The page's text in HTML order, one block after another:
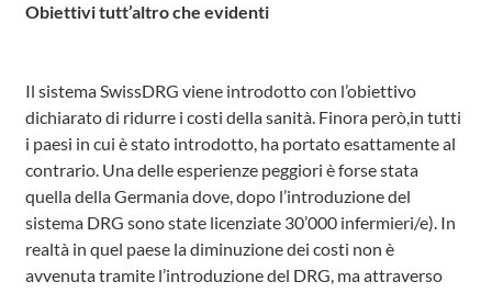
Obiettivi tutt’altro che evidenti
Il sistema SwissDRG viene introdotto con l’obiettivo
dichiarato di ridurre i costi della sanità. Finora però,in tutti
i paesi in cui è stato introdotto, ha portato esattamente al
contrario. Una delle esperienze peggiori è forse stata
quella della Germania dove, dopo l’introduzione del
sistema DRG sono state licenziate 30’000 infermieri/e). In
realtà in quel paese la diminuzione dei costi non è
avvenuta tramite l’introduzione del DRG, ma attraverso